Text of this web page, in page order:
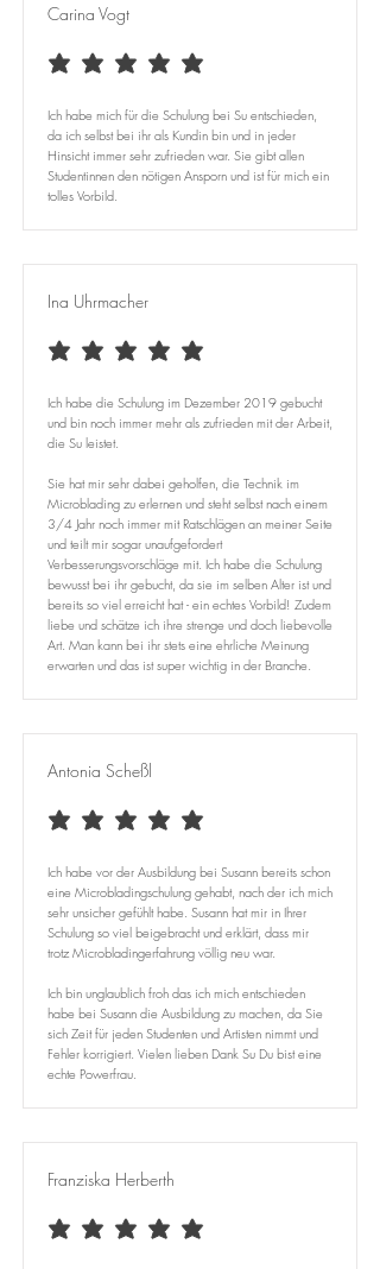
Carina Vogt
durchschnittliches Rating ist 5 von 5
Ich habe mich für die Schulung bei Su entschieden,
da ich selbst bei ihr als Kundin bin und in jeder
Hinsicht immer sehr zufrieden war. Sie gibt allen
Studentinnen den nötigen Ansporn und ist für mich ein
tolles Vorbild.
Ina Uhrmacher
durchschnittliches Rating ist 5 von 5
Ich habe die Schulung im Dezember 2019 gebucht
und bin noch immer mehr als zufrieden mit der Arbeit,
die Su leistet.
Sie hat mir sehr dabei geholfen, die Technik im
Microblading zu erlernen und steht selbst nach einem
3/4 Jahr noch immer mit Ratschlägen an meiner Seite
und teilt mir sogar unaufgefordert
Verbesserungsvorschläge mit. Ich habe die Schulung
bewusst bei ihr gebucht, da sie im selben Alter ist und
bereits so viel erreicht hat - ein echtes Vorbild! Zudem
liebe und schätze ich ihre strenge und doch liebevolle
Art. Man kann bei ihr stets eine ehrliche Meinung
erwarten und das ist super wichtig in der Branche.
Antonia Scheßl
durchschnittliches Rating ist 5 von 5
Ich habe vor der Ausbildung bei Susann bereits schon
eine Microbladingschulung gehabt, nach der ich mich
sehr unsicher gefühlt habe. Susann hat mir in Ihrer
Schulung so viel beigebracht und erklärt, dass mir
trotz Microbladingerfahrung völlig neu war. ​
Ich bin unglaublich froh das ich mich entschieden
habe bei Susann die Ausbildung zu machen, da Sie
sich Zeit für jeden Studenten und Artisten nimmt und
Fehler korrigiert. Vielen lieben Dank Su Du bist eine
echte Powerfrau.
Franziska Herberth
durchschnittliches Rating ist 5 von 5